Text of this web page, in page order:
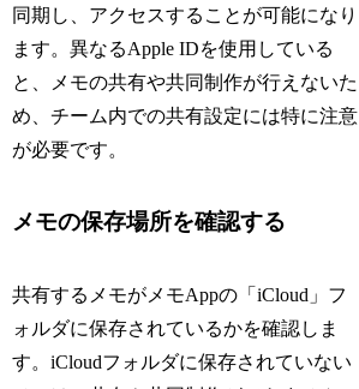
同期し、アクセスすることが可能になり
ます。異なるApple IDを使用している
と、メモの共有や共同制作が行えないた
め、チーム内での共有設定には特に注意
が必要です。
メモの保存場所を確認する
共有するメモがメモAppの「iCloud」フ
ォルダに保存されているかを確認しま
す。iCloudフォルダに保存されていない